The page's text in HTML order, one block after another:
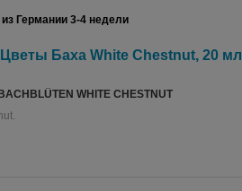
Германии 3-4 недели
Баха White Chestnut, 20 мл
WHITE CHESTNUT